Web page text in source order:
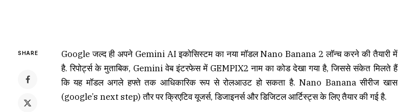
SHARE
Google जल्द ही अपने Gemini AI इकोसिस्टम का नया मॉडल Nano Banana 2 लॉन्च करने की तैयारी में
है. रिपोर्ट्स के मुताबिक, Gemini वेब इंटरफेस में GEMPIX2 नाम का कोड देखा गया है, जिससे संकेत मिलते हैं
कि यह मॉडल अगले हफ्ते तक आधिकारिक रूप से रोलआउट हो सकता है. Nano Banana सीरीज खास
(google’s next step) तौर पर क्रिएटिव यूजर्स, डिजाइनर्स और डिजिटल आर्टिस्ट्स के लिए तैयार की गई है.